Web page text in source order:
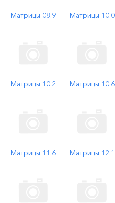
Матрицы 08.9 Матрицы 10.0
Матрицы 10.2 Матрицы 10.6
Матрицы 11.6 Матрицы 12.1